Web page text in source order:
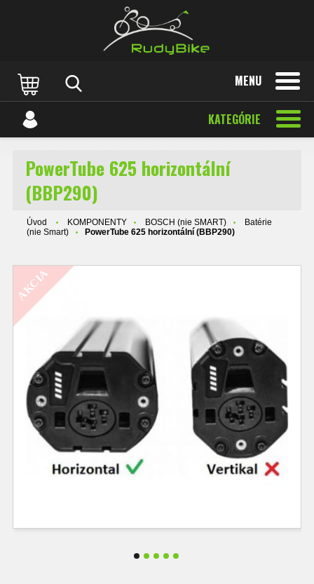
MENU
KATEGÓRIE
PowerTube 625 horizontální
(BBP290)
Úvod KOMPONENTY BOSCH (nie SMART)
Batérie
(nie Smart)
PowerTube 625 horizontální (BBP290)
AKCIA